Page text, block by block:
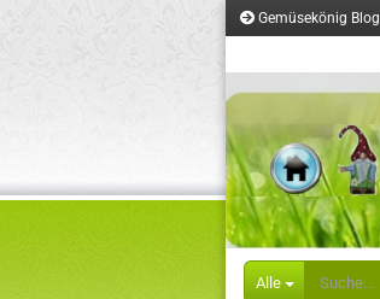
Gemüsekönig Blog
Alle